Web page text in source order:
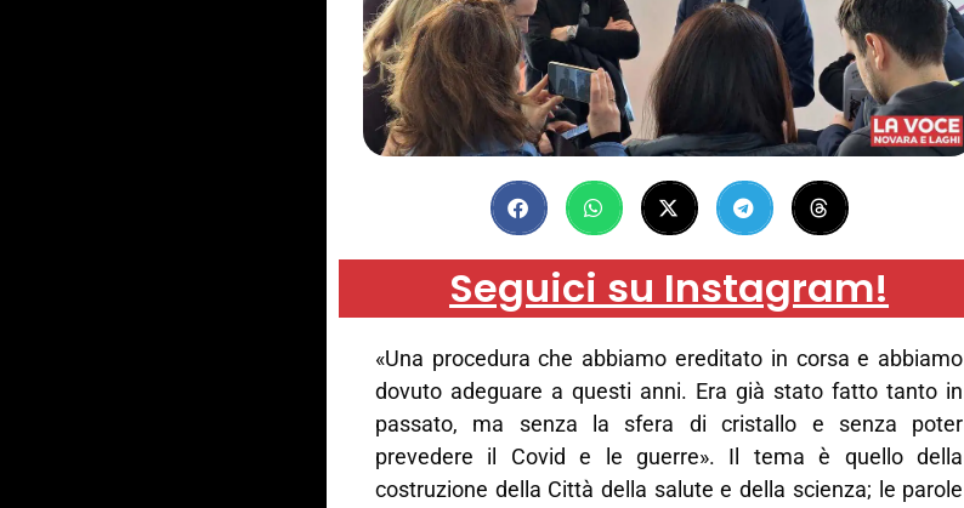
Seguici su Instagram!
«Una procedura che abbiamo ereditato in corsa e abbiamo
dovuto adeguare a questi anni. Era già stato fatto tanto in
passato, ma senza la sfera di cristallo e senza poter
prevedere il Covid e le guerre». Il tema è quello della
costruzione della Città della salute e della scienza; le parole